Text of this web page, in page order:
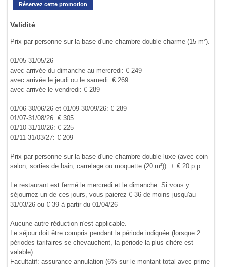
Réservez cette promotion
Validité
Prix par personne sur la base d'une chambre double charme (15 m²).
01/05-31/05/26
avec arrivée du dimanche au mercredi: € 249
avec arrivée le jeudi ou le samedi: € 269
avec arrivée le vendredi: € 289
01/06-30/06/26 et 01/09-30/09/26: € 289
01/07-31/08/26: € 305
01/10-31/10/26: € 225
01/11-31/03/27: € 209
Prix par personne sur la base d'une chambre double luxe (avec coin
salon, sorties de bain, carrelage ou moquette (20 m²)): + € 20 p.p.
Le restaurant est fermé le mercredi et le dimanche. Si vous y
séjournez un de ces jours, vous paierez € 36 de moins jusqu'au
31/03/26 ou € 39 à partir du 01/04/26
Aucune autre réduction n'est applicable.
Le séjour doit être compris pendant la période indiquée (lorsque 2
périodes tarifaires se chevauchent, la période la plus chère est
valable).
Facultatif: assurance annulation (6% sur le montant total avec prime